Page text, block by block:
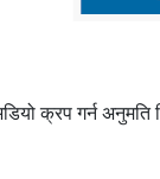
क्रप गर्न अनुमति